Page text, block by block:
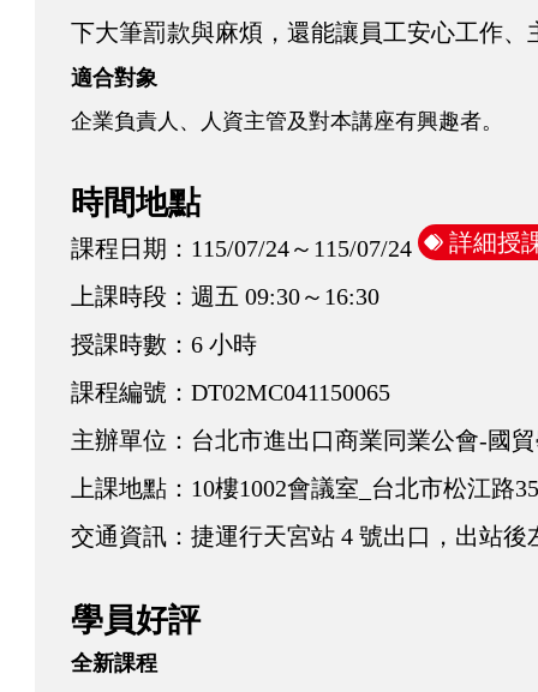
下大筆罰款與麻煩，還能讓員工安心工作、
適合對象
企業負責人、人資主管及對本講座有興趣者。
時間地點
課程日期： 115/07/24～115/07/24 詳細授
上課時段： 週五 09:30～16:30
授課時數： 6 小時
課程編號： DT02MC041150065
主辦單位： 台北市進出口商業同業公會-國
上課地點： 10樓1002會議室_台北市松江路
交通資訊： 捷運行天宮站 4 號出口，出站後
學員好評
全新課程